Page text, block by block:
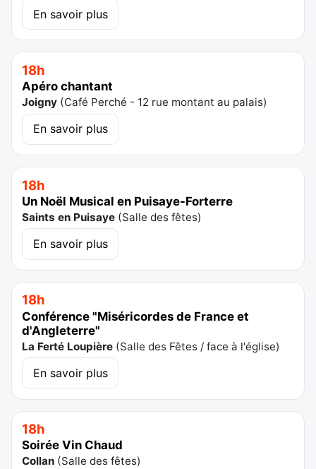
En savoir plus
18h
Apéro chantant
Joigny (Café Perché - 12 rue montant au palais)
En savoir plus
18h
Un Noël Musical en Puisaye-Forterre
Saints en Puisaye (Salle des fêtes)
En savoir plus
18h
Conférence "Miséricordes de France et
d'Angleterre"
La Ferté Loupière (Salle des Fêtes / face à l'église)
En savoir plus
18h
Soirée Vin Chaud
Collan (Salle des fêtes)